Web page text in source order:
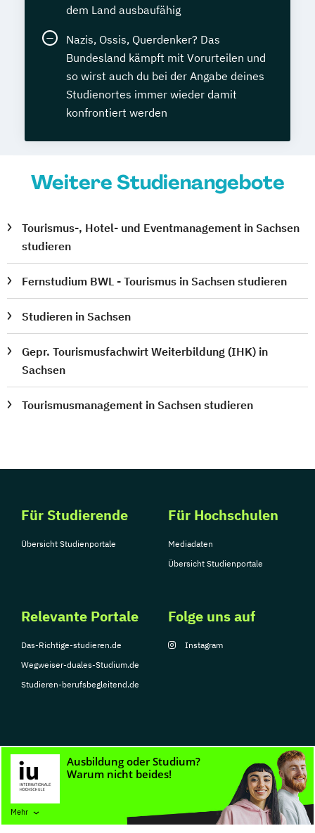
Mehr
dem Land ausbaufähig
Nazis, Ossis, Querdenker? Das
Bundesland kämpft mit Vorurteilen und
so wirst auch du bei der Angabe deines
Studienortes immer wieder damit
konfrontiert werden
Weitere Studienangebote
Tourismus-, Hotel- und Eventmanagement in Sachsen
studieren
Fernstudium BWL - Tourismus in Sachsen studieren
Studieren in Sachsen
Gepr. Tourismusfachwirt Weiterbildung (IHK) in
Sachsen
Tourismusmanagement in Sachsen studieren
Für Studierende
Übersicht Studienportale
Für Hochschulen
Mediadaten
Übersicht Studienportale
Relevante Portale
Das-Richtige-studieren.de
Wegweiser-duales-Studium.de
Studieren-berufsbegleitend.de
Folge uns auf
Instagram
© Copyright 2026, TarGroup Media GmbH
Nutzungsbedingungen